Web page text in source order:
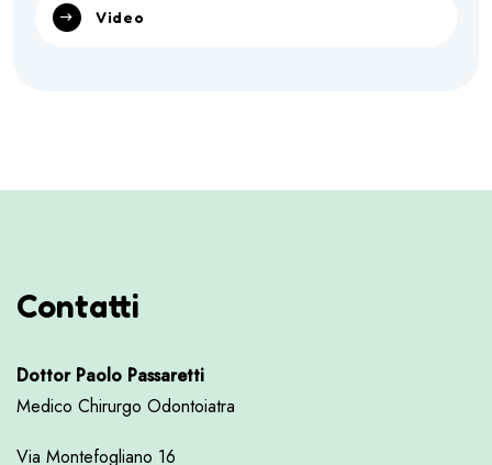
Video
Contatti
Dottor Paolo Passaretti
Medico Chirurgo Odontoiatra
Via Montefogliano 16